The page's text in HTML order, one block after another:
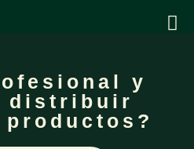
y
distribuir